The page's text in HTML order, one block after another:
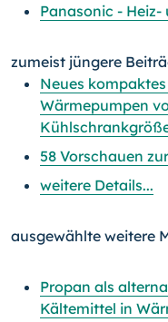
Panasonic -
zumeist jüngere
Neues
Wärmepumpen
58 Vorschauen
weitere Details...
ausgewählte weitere
Propan als
Kältemittel in